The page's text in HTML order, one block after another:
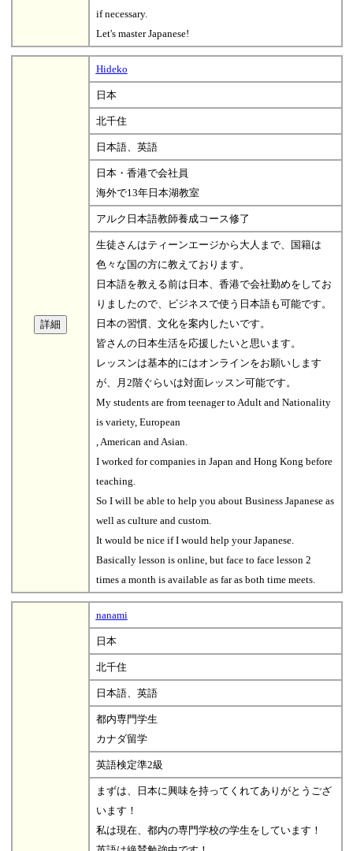
if necessary.
Let's master Japanese!
Hideko
日本
北千住
日本語、英語
日本・香港で会社員
海外で13年日本湖教室
アルク日本語教師養成コース修了
生徒さんはティーンエージから大人まで、国籍は
色々な国の方に教えております。
日本語を教える前は日本、香港で会社勤めをしてお
りましたので、ビジネスで使う日本語も可能です。
日本の習慣、文化を案内したいです。
皆さんの日本生活を応援したいと思います。
レッスンは基本的にはオンラインをお願いします
が、月2階ぐらいは対面レッスン可能です。
My students are from teenager to Adult and Nationality
is variety, European
, American and Asian.
I worked for companies in Japan and Hong Kong before
teaching.
So I will be able to help you about Business Japanese as
well as culture and custom.
It would be nice if I would help your Japanese.
Basically lesson is online, but face to face lesson 2
times a month is available as far as both time meets.
nanami
日本
北千住
日本語、英語
都内専門学生
カナダ留学
英語検定準2級
まずは、日本に興味を持ってくれてありがとうござ
います！
私は現在、都内の専門学校の学生をしています！